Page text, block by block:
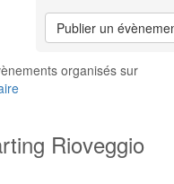
Publier un
organisés sur
Rioveggio